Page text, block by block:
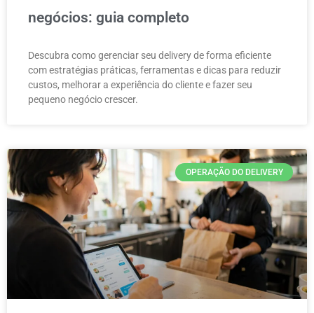
negócios: guia completo
Descubra como gerenciar seu delivery de forma eficiente
com estratégias práticas, ferramentas e dicas para reduzir
custos, melhorar a experiência do cliente e fazer seu
pequeno negócio crescer.
OPERAÇÃO DO DELIVERY